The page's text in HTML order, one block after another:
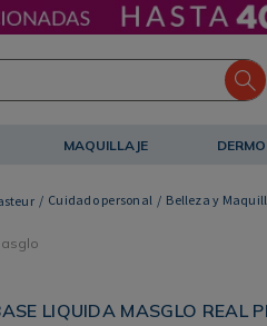
MAQUILLAJE
Cuidado personal Belleza y
LIQUIDA MASGLO REAL